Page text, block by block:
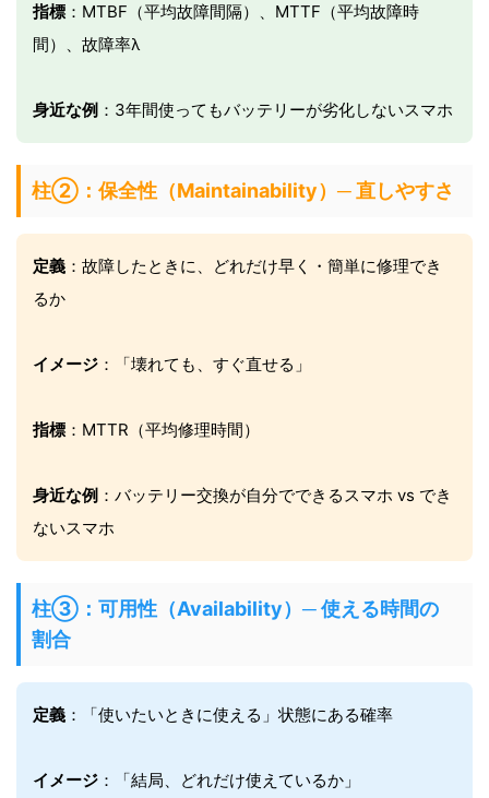
指標 ：MTBF（平均故障間隔）、MTTF（平均故障時
間）、故障率λ
身近な例 ：3年間使ってもバッテリーが劣化しないスマホ
柱②：保全性（Maintainability）─ 直しやすさ
定義 ：故障したときに、どれだけ早く・簡単に修理でき
るか
イメージ ：「壊れても、すぐ直せる」
指標 ：MTTR（平均修理時間）
身近な例 ：バッテリー交換が自分でできるスマホ vs でき
ないスマホ
柱③：可用性（Availability）─ 使える時間の
割合
定義 ：「使いたいときに使える」状態にある確率
イメージ ：「結局、どれだけ使えているか」